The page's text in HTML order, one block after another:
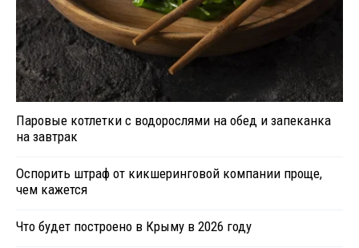
Паровые котлетки с водорослями на обед и запеканка
на завтрак
Оспорить штраф от кикшеринговой компании проще,
чем кажется
Что будет построено в Крыму в 2026 году